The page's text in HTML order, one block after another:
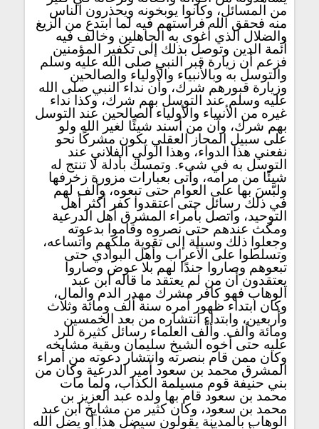
من المسائل، وكانوا يوبخونه ويحذرون الناس
منه فحقق الله فراستهم فيه لما ابتدع من الزيغ
والضلال الذي أغوى به الجاهلين وخالف فيه
أئمة الدين وتوصل بذلك إلى تكفير المؤمنين
فزعم أن زيارة قبر النبي صلى الله عليه وسلم
والتوسل به وبالأنبياء والأولياء والصالحين
وزيارة قبورهم شرك، وأن نداء النبي صلى الله
عليه وسلم عند التوسل بهم شرك، وكذا نداء
غيره من الأنبياء والأولياء الصالحين عند التوسل
بهم شرك، وأن من أسند شيئًا لغير الله ولو
على سبيل المجاز العقلي يكون مشركًا نحو
نفعني هذا الدواء، وهذا الولي الفلاني عند
التوسل به في شىء. وتمسك بأدلة لا تنتج له
شيئًا من مرامه، وأتى بعبارات مزورة زخرفها
ولبَّسَ بها على العوام حتى تبعوه، وألف لهم
في ذلك رسائل حتى اعتقدوا كفر أكثر أهل
التوحيد، واتصل بأمراء المشرق أهل الدرعية
ومكث عندهم حتى نصروه وقاموا بدعوته
وجعلوا ذلك وسيلة إلى تقوية ملكهم واتساعه،
وتسلطوا على الأعراب وأهل البوادي حتى
تبعوهم وصاروا جندًا لهم بلا عوض وصاروا
يعتقدون أن من لم يعتقد ما قاله ابن عبد
الوهاب فهو كافر مشرك مهدر الدم والمال،
وكان ابتداء ظهور أمره سنة ألف ومائة وثلاث
وأربعين، وابتداء انتشاره من بعد الخمسين
ومائة وألف. وألّف العلماء رسائل كثيرة للرد
عليه حتى أخوه الشيخ سليمان وبقية مشايخه
وكان ممن قام بنصرته وانتشار دعوته من أمراء
المشرق محمد بن سعود أمير الدرعية وكان من
بني حنيفة قوم مسيلمة الكذاب، ولما مات
محمد بن سعود قام بها ولده عبد العزيز بن
محمد بن سعود، وكان كثير من مشايخ ابن عبد
الوهاب بالمدينة يقولون سيضل هذا أو يضل الله